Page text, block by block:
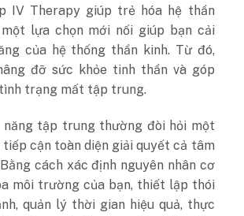
IV Therapy giúp trẻ hóa hệ thần
lựa chọn mới nối giúp bạn cải
của hệ thống thần kinh. Từ đó,
đỡ sức khỏe tinh thần và góp
trạng mất tập trung.
năng tập trung thường đòi hỏi một
cận toàn diện giải quyết cả tâm
cách xác định nguyên nhân cơ
môi trường của bạn, thiết lập thói
quản lý thời gian hiệu quả, thực